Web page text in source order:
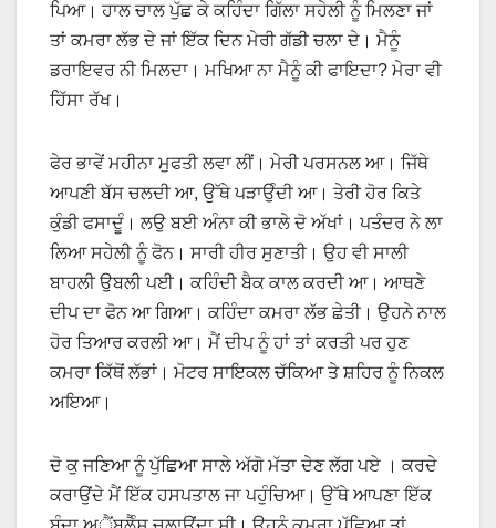
ਪਿਆ। ਹਾਲ ਚਾਲ ਪੁੱਛ ਕੇ ਕਹਿੰਦਾ ਗਿੱਲਾ ਸਹੇਲੀ ਨੂੰ ਮਿਲਣਾ ਜਾਂ
ਤਾਂ ਕਮਰਾ ਲੱਭ ਦੇ ਜਾਂ ਇੱਕ ਦਿਨ ਮੇਰੀ ਗੱਡੀ ਚਲਾ ਦੇ। ਮੈਨੂੰ
ਡਰਾਇਵਰ ਨੀ ਮਿਲਦਾ। ਮਖਿਆ ਨਾ ਮੈਨੂੰ ਕੀ ਫਾਇਦਾ? ਮੇਰਾ ਵੀ
ਹਿੱਸਾ ਰੱਖ।
ਫੇਰ ਭਾਵੇਂ ਮਹੀਨਾ ਮੁਫਤੀ ਲਵਾ ਲੀਂ। ਮੇਰੀ ਪਰਸਨਲ ਆ। ਜਿੱਥੇ
ਆਪਣੀ ਬੱਸ ਚਲਦੀ ਆ, ਉੱਥੇ ਪੜਾਉੰਦੀ ਆ। ਤੇਰੀ ਹੋਰ ਕਿਤੇ
ਕੁੰਡੀ ਫਸਾਦੂੰ। ਲਉ ਬਈ ਅੰਨਾ ਕੀ ਭਾਲੇ ਦੋ ਅੱਖਾਂ। ਪਤੰਦਰ ਨੇ ਲਾ
ਲਿਆ ਸਹੇਲੀ ਨੂੰ ਫੋਨ। ਸਾਰੀ ਹੀਰ ਸੁਣਾਤੀ। ਉਹ ਵੀ ਸਾਲੀ
ਬਾਹਲੀ ਉਬਲੀ ਪਈ। ਕਹਿੰਦੀ ਬੈਕ ਕਾਲ ਕਰਦੀ ਆ। ਆਥਣੇ
ਦੀਪ ਦਾ ਫੋਨ ਆ ਗਿਆ। ਕਹਿੰਦਾ ਕਮਰਾ ਲੱਭ ਛੇਤੀ। ਉਹਨੇ ਨਾਲ
ਹੋਰ ਤਿਆਰ ਕਰਲੀ ਆ। ਮੈਂ ਦੀਪ ਨੂੰ ਹਾਂ ਤਾਂ ਕਰਤੀ ਪਰ ਹੁਣ
ਕਮਰਾ ਕਿੱਥੋਂ ਲੱਭਾਂ। ਮੋਟਰ ਸਾਇਕਲ ਚੱਕਿਆ ਤੇ ਸ਼ਹਿਰ ਨੂੰ ਨਿਕਲ
ਅਇਆ।
ਦੋ ਕੁ ਜਣਿਆ ਨੂੰ ਪੁੱਛਿਆ ਸਾਲੇ ਅੱਗੋ ਮੱਤਾ ਦੇਣ ਲੱਗ ਪਏ । ਕਰਦੇ
ਕਰਾਉਂਦੇ ਮੈਂ ਇੱਕ ਹਸਪਤਾਲ ਜਾ ਪਹੁੰਚਿਆ। ਉੱਥੇ ਆਪਣਾ ਇੱਕ